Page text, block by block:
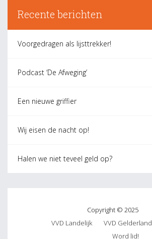
Recente berichten
Voorgedragen als lijsttrekker!
Podcast ‘De Afweging’
Een nieuwe griffier
Wij eisen de nacht op!
Halen we niet teveel geld op?
Copyright © 2025
VVD Landelijk
VVD Gelderland
Word lid!